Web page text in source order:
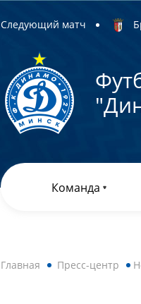
Следующий матч
Команда
Главная Пресс-центр